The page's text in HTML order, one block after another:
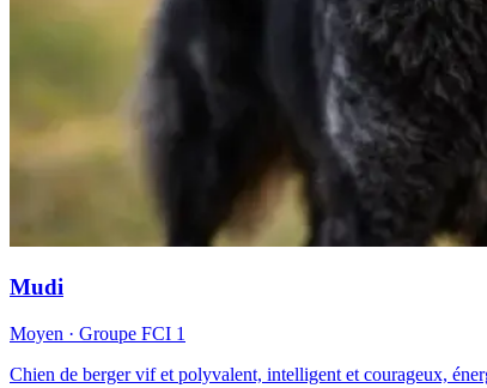
Mudi
Moyen · Groupe FCI 1
Chien de berger vif et polyvalent, intelligent et courageux,